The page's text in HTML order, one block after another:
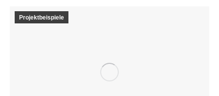
Projektbeispiele